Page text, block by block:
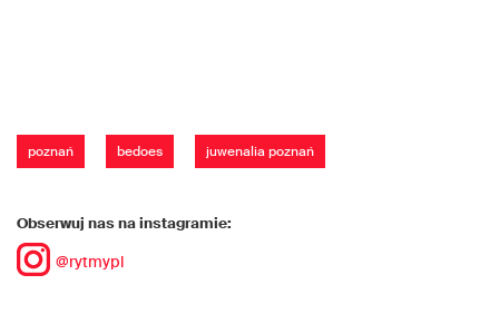
poznań bedoes juwenalia poznań
Obserwuj nas na instagramie:
@rytmypl